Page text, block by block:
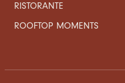
RISTORANTE
ROOFTOP MOMENTS